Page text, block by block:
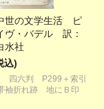
世の文学生活 ピ
ヴ・バデル 訳：
水社
込)
四六判 P299＋索引
袖折れ跡 地にＢ印